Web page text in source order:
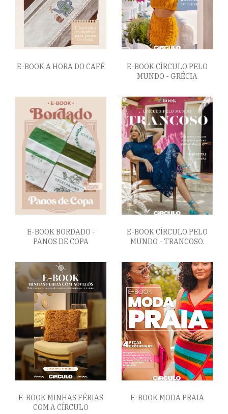
E-BOOK A HORA DO CAFÉ
E-BOOK CÍRCULO PELO
MUNDO - GRÉCIA
E-BOOK BORDADO -
PANOS DE COPA
E-BOOK CÍRCULO PELO
MUNDO - TRANCOSO.
E-BOOK MINHAS FÉRIAS
COM A CÍRCULO
E-BOOK MODA PRAIA